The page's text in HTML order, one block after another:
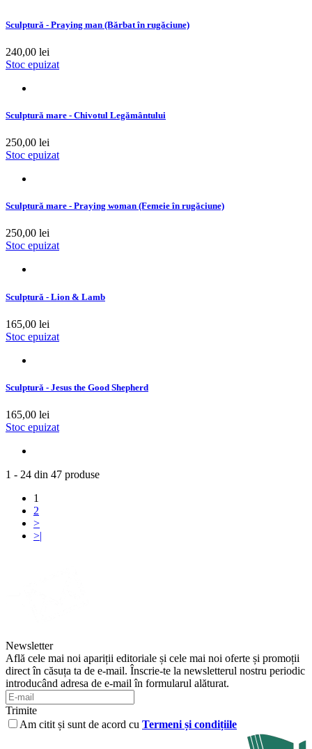
Sculptură - Praying man (Bărbat în rugăciune)
240,00 lei
Stoc epuizat
Sculptură mare - Chivotul Legământului
250,00 lei
Stoc epuizat
Sculptură mare - Praying woman (Femeie în rugăciune)
250,00 lei
Stoc epuizat
Sculptură - Lion & Lamb
165,00 lei
Stoc epuizat
Sculptură - Jesus the Good Shepherd
165,00 lei
Stoc epuizat
1 - 24 din 47 produse
1
2
>
>|
Newsletter
Află cele mai noi apariții editoriale și cele mai noi oferte și promoții
direct în căsuța ta de e-mail. Înscrie-te la newsletterul nostru periodic
introducând adresa de e-mail în formularul alăturat.
Trimite
Am citit și sunt de acord cu Termeni și condițiile